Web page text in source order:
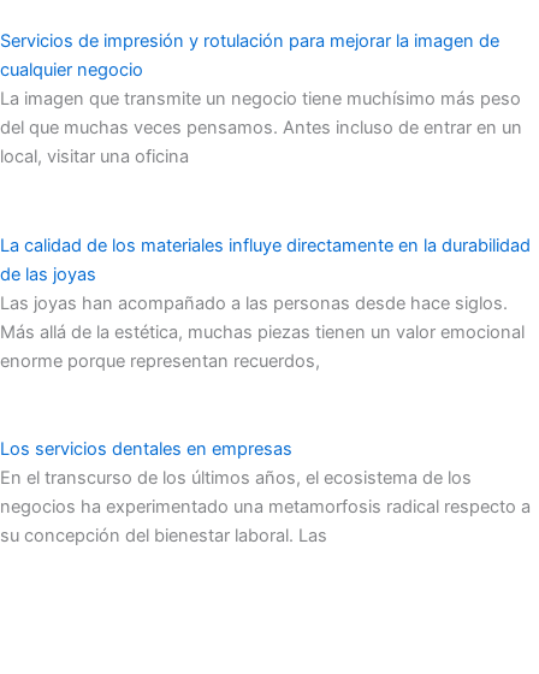
Servicios de impresión y rotulación para mejorar la imagen de
cualquier negocio
La imagen que transmite un negocio tiene muchísimo más peso
del que muchas veces pensamos. Antes incluso de entrar en un
local, visitar una oficina
La calidad de los materiales influye directamente en la durabilidad
de las joyas
Las joyas han acompañado a las personas desde hace siglos.
Más allá de la estética, muchas piezas tienen un valor emocional
enorme porque representan recuerdos,
Los servicios dentales en empresas
En el transcurso de los últimos años, el ecosistema de los
negocios ha experimentado una metamorfosis radical respecto a
su concepción del bienestar laboral. Las